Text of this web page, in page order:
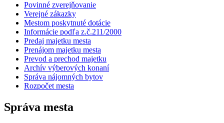
Povinné zverejňovanie
Verejné zákazky
Mestom poskytnuté dotácie
Informácie podľa z.č.211/2000
Predaj majetku mesta
Prenájom majetku mesta
Prevod a prechod majetku
Archív výberových konaní
Správa nájomných bytov
Rozpočet mesta
Správa mesta